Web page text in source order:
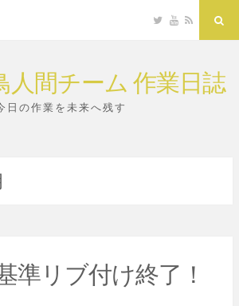
Twitter
YouTube
RSS
人間チーム 作業日誌
日の作業を未来へ残す
準リブ付け終了！